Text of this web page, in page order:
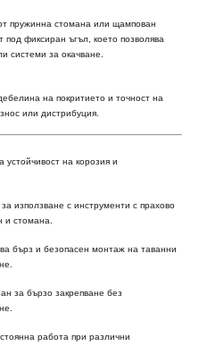
пружинна стомана или щампован
фиксиран ъгъл, което позволява
системи за окачване.
на покритието и точност на
или дистрибуция.
устойчивост на корозия и
използване с инструменти с прахово
и стомана.
бърз и безопасен монтаж на таванни
за бързо закрепване без
работа при различни